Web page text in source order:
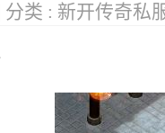
分类 : 新开传奇私